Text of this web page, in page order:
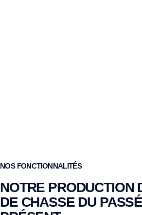
NOS FONCTIONNALITÉS
NOTRE PRODUCTION
DE CHASSE DU